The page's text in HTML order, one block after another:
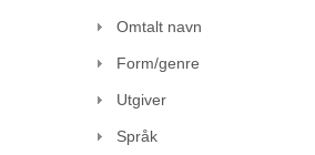
Omtalt navn
Form/genre
Utgiver
Språk